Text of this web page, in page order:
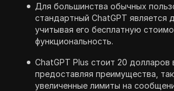
Для большинства обычных
стандартный ChatGPT является
учитывая его бесплатную
функциональность.
ChatGPT Plus стоит 20 долларов
предоставляя преимущества,
увеличенные лимиты на